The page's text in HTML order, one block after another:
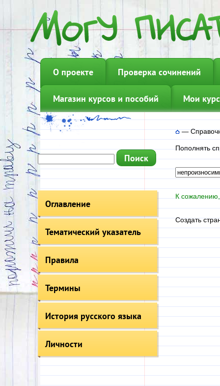
О проекте Проверка сочинений
Магазин курсов и пособий Мои
Оглавление
Тематический указатель
Правила
Термины
История русского языка
Личности
—
Пополнять
К
Создать